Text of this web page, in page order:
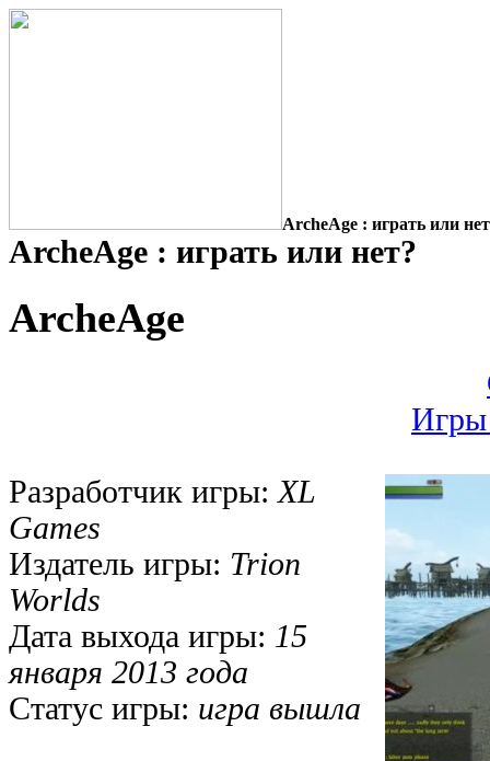
ArcheAge : играть или
ArcheAge : играть или нет?
ArcheAge
Игры
Разработчик игры: XL
Games
Издатель игры: Trion
Worlds
Дата выхода игры: 15
января 2013 года
Статус игры: игра вышла